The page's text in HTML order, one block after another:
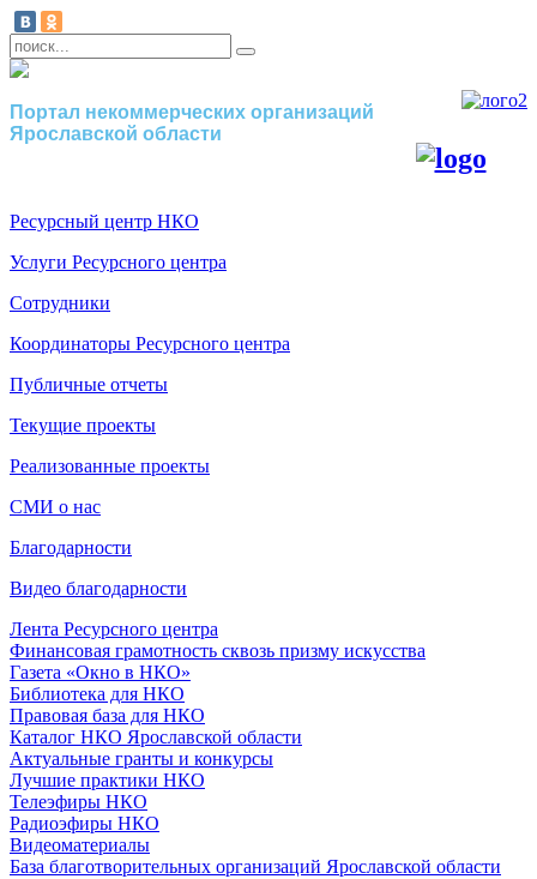
Портал некоммерческих организаций
Ярославской области
Ресурсный центр НКО
Услуги Ресурсного центра
Сотрудники
Координаторы Ресурсного центра
Публичные отчеты
Текущие проекты
Реализованные проекты
СМИ о нас
Благодарности
Видео благодарности
Лента Ресурсного центра
Финансовая грамотность сквозь призму искусства
Газета «Окно в НКО»
Библиотека для НКО
Правовая база для НКО
Каталог НКО Ярославской области
Актуальные гранты и конкурсы
Лучшие практики НКО
Телеэфиры НКО
Радиоэфиры НКО
Видеоматериалы
База благотворительных организаций Ярославской области